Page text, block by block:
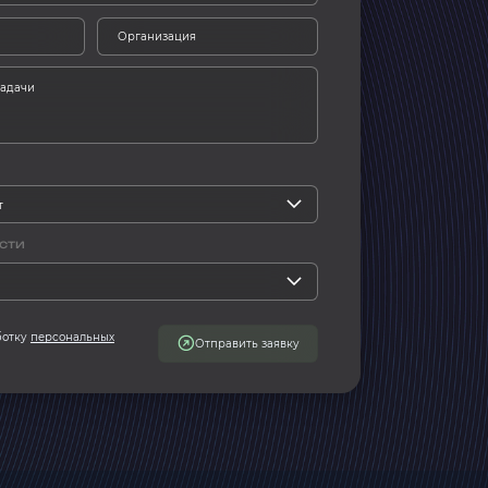
персональных Отправить заявку